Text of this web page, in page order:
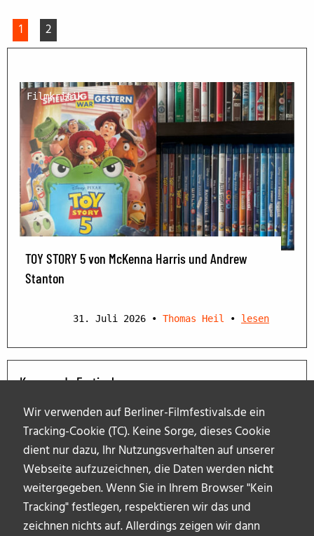
Wir verwenden auf Berliner-Filmfestivals.de ein
Tracking-Cookie (TC). Keine Sorge, dieses Cookie
dient nur dazu, Ihr Nutzungsverhalten auf unserer
Webseite aufzuzeichnen, die Daten werden nicht
weitergegeben. Wenn Sie in Ihrem Browser "Kein
Tracking" festlegen, respektieren wir das und
zeichnen nichts auf. Allerdings zeigen wir dann
1 2
Filmkritik
TOY STORY 5 von McKenna Harris und Andrew
Stanton
31. Juli 2026 • Thomas Heil • lesen
Kommende Festivals